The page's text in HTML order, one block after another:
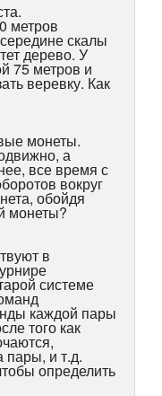
метров
скалы
дерево. У
75 метров и
веревку. Как
монеты.
а
все время с
вокруг
обойдя
монеты?
в
системе
каждой пары
того как
пары, и т.д.
определить